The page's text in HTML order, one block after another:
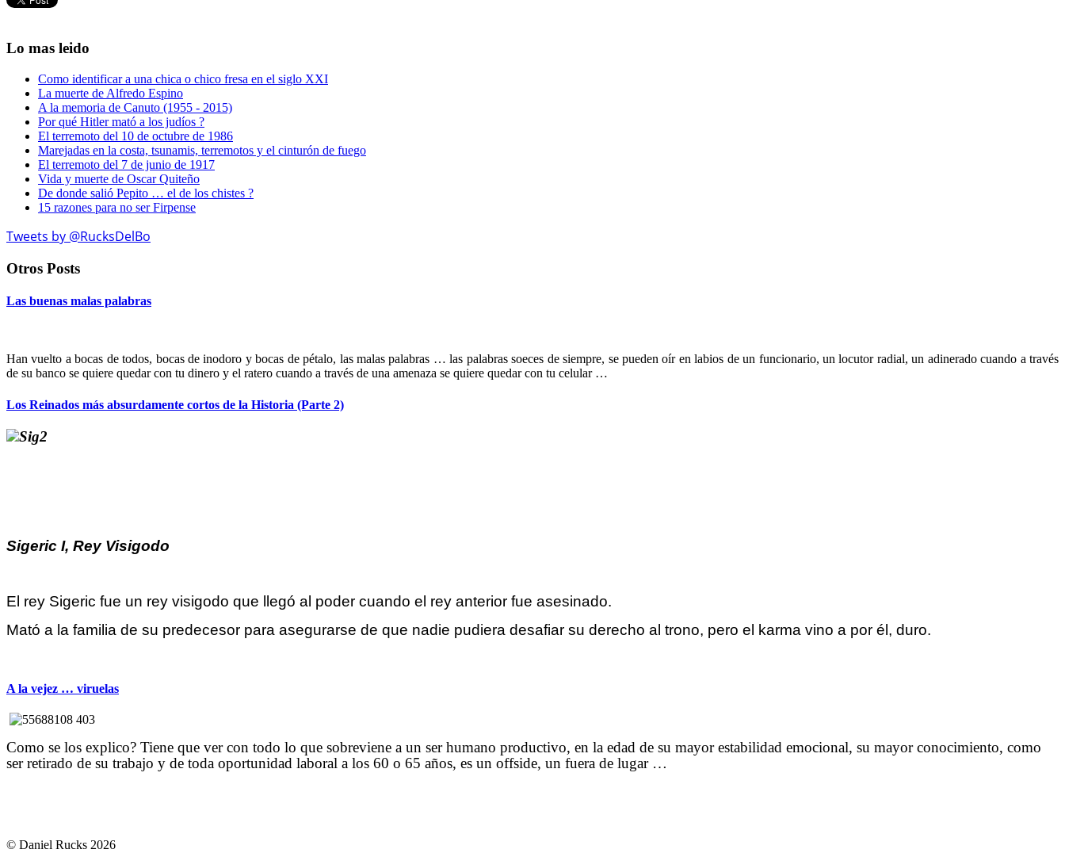
Lo mas leido
Como identificar a una chica o chico fresa en el siglo XXI
La muerte de Alfredo Espino
A la memoria de Canuto (1955 - 2015)
Por qué Hitler mató a los judíos ?
El terremoto del 10 de octubre de 1986
Marejadas en la costa, tsunamis, terremotos y el cinturón de fuego
El terremoto del 7 de junio de 1917
Vida y muerte de Oscar Quiteño
De donde salió Pepito … el de los chistes ?
15 razones para no ser Firpense
Tweets by @RucksDelBo
Otros Posts
Las buenas malas palabras
Han vuelto a bocas de todos, bocas de inodoro y bocas de pétalo, las malas palabras … las palabras soeces de siempre, se pueden oír en labios de un funcionario, un locutor radial, un adinerado cuando a través
de su banco se quiere quedar con tu dinero y el ratero cuando a través de una amenaza se quiere quedar con tu celular …
Los Reinados más absurdamente cortos de la Historia (Parte 2)
Sigeric I, Rey Visigodo
El rey Sigeric fue un rey visigodo que llegó al poder cuando el rey anterior fue asesinado.
Mató a la familia de su predecesor para asegurarse de que nadie pudiera desafiar su derecho al trono, pero el karma vino a por él, duro.
A la vejez … viruelas
Como se los explico? Tiene que ver con todo lo que sobreviene a un ser humano productivo, en la edad de su mayor estabilidad emocional, su mayor conocimiento, como
ser retirado de su trabajo y de toda oportunidad laboral a los 60 o 65 años, es un offside, un fuera de lugar …
© Daniel Rucks 2026